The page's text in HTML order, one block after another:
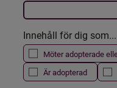
Innehåll för dig som...
Möter adopterade
Är adopterad